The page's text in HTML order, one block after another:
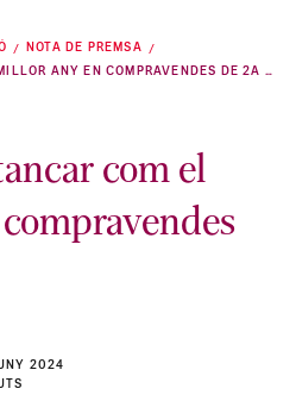
NOTA DE PREMSA
2024 PODRIA TANCAR COM EL MILLOR ANY EN COMPRAVENDES DE 2A MÀ
com el
2024